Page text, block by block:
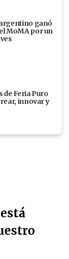
ganó
MoMA por un
de Feria Puro
innovar y